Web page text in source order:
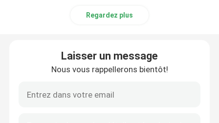
Motocross emballant des lunettes
lunettes de soleil polarisées de sport
Regardez plus
Laisser un message
Nous vous rappellerons bientôt!